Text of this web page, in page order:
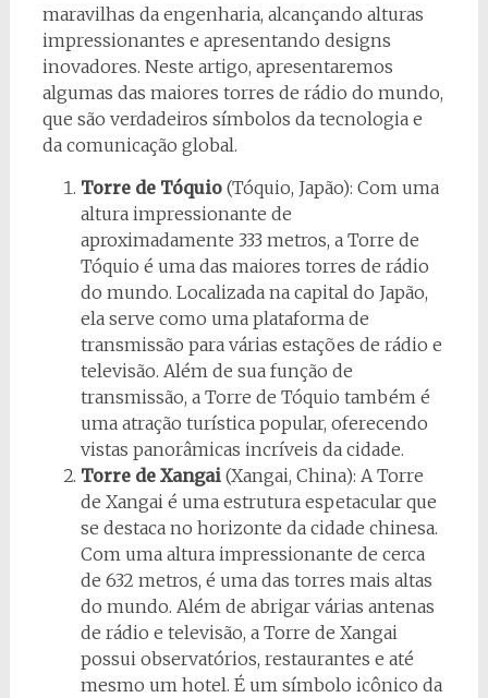
maravilhas da engenharia, alcançando alturas
impressionantes e apresentando designs
inovadores. Neste artigo, apresentaremos
algumas das maiores torres de rádio do mundo,
que são verdadeiros símbolos da tecnologia e
da comunicação global.
Torre de Tóquio(Tóquio, Japão): Com uma
altura impressionante de
aproximadamente 333 metros, a Torre de
Tóquio é uma das maiores torres de rádio
do mundo. Localizada na capital do Japão,
ela serve como uma plataforma de
transmissão para várias estações de rádio e
televisão. Além de sua função de
transmissão, a Torre de Tóquio também é
uma atração turística popular, oferecendo
vistas panorâmicas incríveis da cidade.
Torre de Xangai(Xangai, China): A Torre
de Xangai é uma estrutura espetacular que
se destaca no horizonte da cidade chinesa.
Com uma altura impressionante de cerca
de 632 metros, é uma das torres mais altas
do mundo. Além de abrigar várias antenas
de rádio e televisão, a Torre de Xangai
possui observatórios, restaurantes e até
mesmo um hotel. É um símbolo icônico da